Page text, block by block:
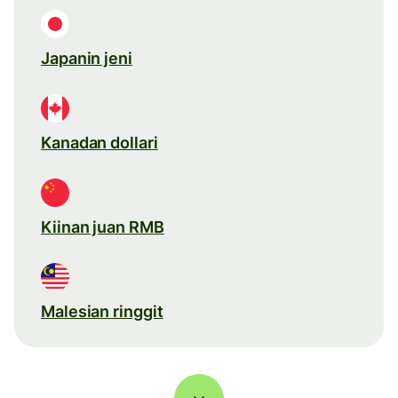
Japanin jeni
Kanadan dollari
Kiinan juan RMB
Malesian ringgit